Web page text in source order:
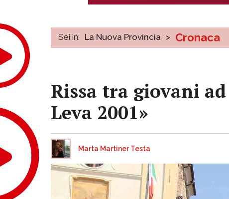
Sei in: La Nuova Provincia > Cronaca
Rissa tra giovani
Leva 2001»
Marta Martiner Testa